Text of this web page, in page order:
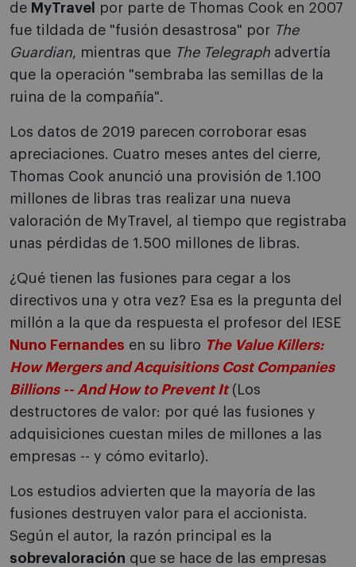
de MyTravel
por parte de Thomas Cook en 2007
fue tildada de "fusión desastrosa" por The
Guardian, mientras que The Telegraph advertía
que la operación "sembraba las semillas de la
ruina de la compañía".
Los datos de 2019 parecen corroborar esas
apreciaciones. Cuatro meses antes del cierre,
Thomas Cook anunció una provisión de 1.100
millones de libras tras realizar una nueva
valoración de MyTravel, al tiempo que registraba
unas pérdidas de 1.500 millones de libras.
¿Qué tienen las fusiones para cegar a los
directivos una y otra vez? Esa es la pregunta del
millón a la que da respuesta el profesor del IESE
Nuno Fernandes en su libro The Value Killers:
How Mergers and Acquisitions Cost Companies
Billions -- And How to Prevent It(Los
destructores de valor: por qué las fusiones y
adquisiciones cuestan miles de millones a las
empresas -- y cómo evitarlo).
Los estudios advierten que la mayoría de las
fusiones destruyen valor para el accionista.
Según el autor, la razón principal es la
sobrevaloración que se hace de las empresas